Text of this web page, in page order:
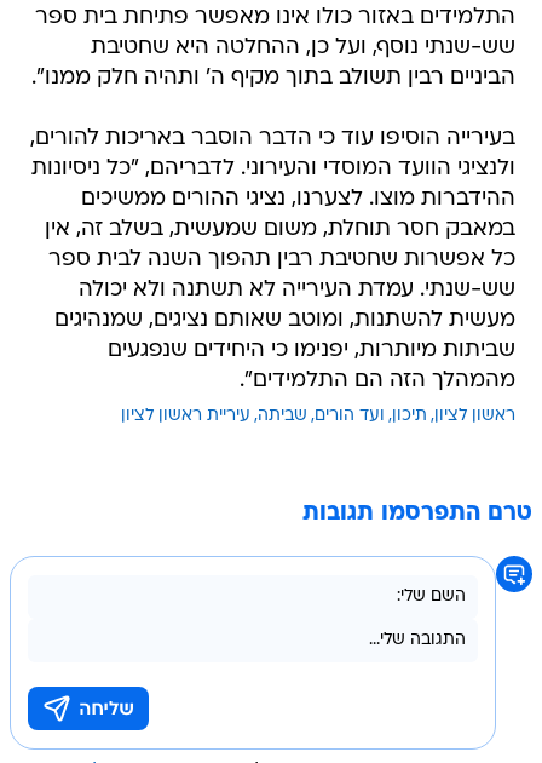
התלמידים באזור כולו אינו מאפשר פתיחת בית ספר
שש-שנתי נוסף, ועל כן, ההחלטה היא שחטיבת
הביניים רבין תשולב בתוך מקיף ה' ותהיה חלק ממנו".
בעירייה הוסיפו עוד כי הדבר הוסבר באריכות להורים,
ולנציגי הוועד המוסדי והעירוני. לדבריהם, "כל ניסיונות
ההידברות מוצו. לצערנו, נציגי ההורים ממשיכים
במאבק חסר תוחלת, משום שמעשית, בשלב זה, אין
כל אפשרות שחטיבת רבין תהפוך השנה לבית ספר
שש-שנתי. עמדת העירייה לא תשתנה ולא יכולה
מעשית להשתנות, ומוטב שאותם נציגים, שמנהיגים
שביתות מיותרות, יפנימו כי היחידים שנפגעים
מהמהלך הזה הם התלמידים".
ראשון לציון תיכון ועד הורים שביתה עיריית ראשון לציון
טרם התפרסמו תגובות